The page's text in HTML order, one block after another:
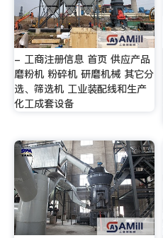
- 工商注册信息 首页 供应产品
磨粉机 粉碎机 研磨机械 其它分
选、筛选机 工业装配线和生产
化工成套设备